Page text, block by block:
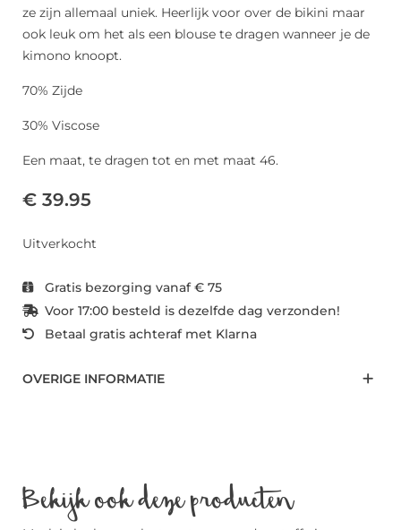
ze zijn allemaal uniek. Heerlijk voor over de bikini maar
ook leuk om het als een blouse te dragen wanneer je de
kimono knoopt.
70% Zijde
30% Viscose
Een maat, te dragen tot en met maat 46.
€ 39.95
Uitverkocht
Gratis bezorging vanaf € 75
Voor 17:00 besteld is dezelfde dag verzonden!
Betaal gratis achteraf met Klarna
OVERIGE INFORMATIE
Bekijk ook deze producten